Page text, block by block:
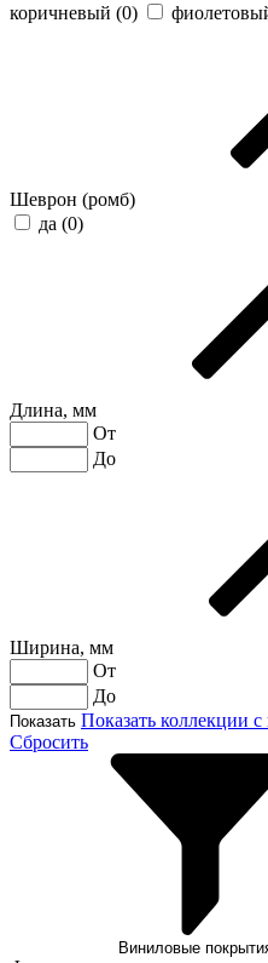
коричневый (0)
Шеврон (ромб)
да (0)
Длина, мм
От
До
Ширина, мм
От
До
Показать Показать коллекции
Сбросить
Виниловые